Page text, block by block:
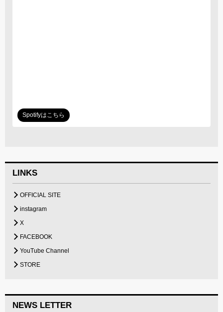
Spotifyはこちら
LINKS
OFFICIAL SITE
instagram
X
FACEBOOK
YouTube Channel
STORE
NEWS LETTER